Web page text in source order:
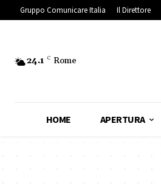
Gruppo Comunicare Italia Il Direttore
24.1 C Rome
HOME APERTURA